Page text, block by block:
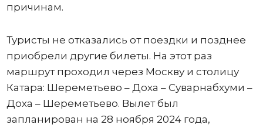
причинам.
Туристы не отказались от поездки и позднее
приобрели другие билеты. На этот раз
маршрут проходил через Москву и столицу
Катара: Шереметьево – Доха – Суварнабхуми –
Доха – Шереметьево. Вылет был
запланирован на 28 ноября 2024 года,